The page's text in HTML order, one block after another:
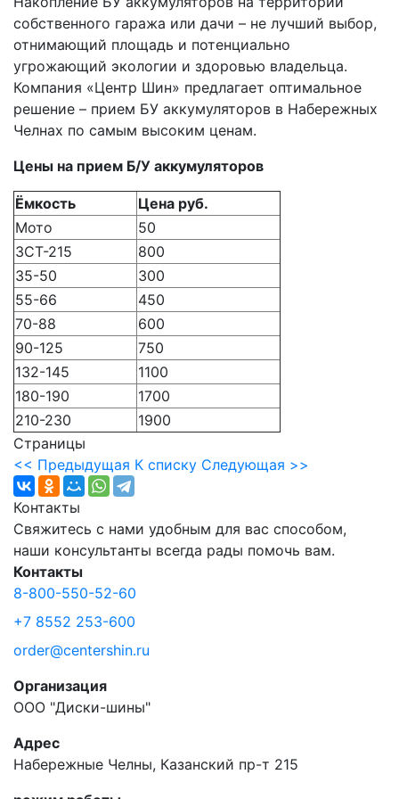
собственного гаража или дачи – не лучший выбор,
отнимающий площадь и потенциально
угрожающий экологии и здоровью владельца.
Компания «Центр Шин» предлагает оптимальное
решение – прием БУ аккумуляторов в Набережных
Челнах по самым высоким ценам.
Цены на прием Б/У аккумуляторов
Ёмкость
Цена руб.
Мото
50
3СТ-215
800
35-50
300
55-66
450
70-88
600
90-125
750
132-145
1100
180-190
1700
210-230
1900
Страницы
<< Предыдущая К списку Следующая >>
Контакты
Свяжитесь с нами удобным для вас способом,
наши консультанты всегда рады помочь вам.
Контакты
8-800-550-52-60
+7 8552 253-600
order@centershin.ru
Организация
ООО "Диски-шины"
Адрес
Набережные Челны, Казанский пр-т 215